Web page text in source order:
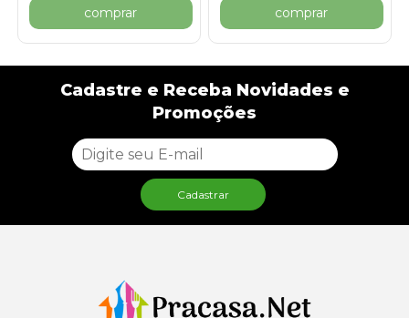
comprar comprar
Cadastre e Receba Novidades e
Promoções
Cadastrar